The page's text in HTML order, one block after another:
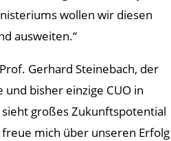
wollen wir diesen
ausweiten.“
Gerhard Steinebach, der
bisher einzige CUO in
großes Zukunftspotential
mich über unseren Erfolg